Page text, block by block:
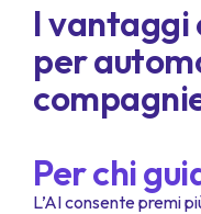
I vantaggi
per
Per chi
L’AI consente premi